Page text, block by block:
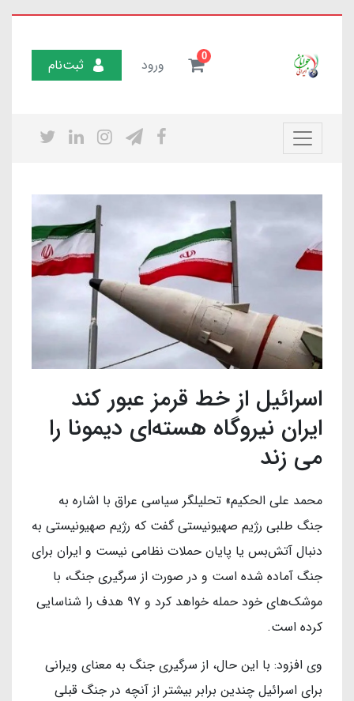
0 ورود ثبت‌نام
اسرائیل از خط قرمز عبور کند
ایران نیروگاه هسته‌ای دیمونا را
می زند
محمد علی الحکیم» تحلیلگر سیاسی عراق با اشاره به
جنگ طلبی رژیم صهیونیستی گفت که رژیم صهیونیستی به
دنبال آتش‌بس یا پایان حملات نظامی نیست و ایران برای
جنگ آماده شده است و در صورت از سرگیری جنگ، با
موشک‌های خود حمله خواهد کرد و ۹۷ هدف را شناسایی
کرده است.
وی افزود: با این حال، از سرگیری جنگ به معنای ویرانی
برای اسرائیل چندین برابر بیشتر از آنچه در جنگ قبلی